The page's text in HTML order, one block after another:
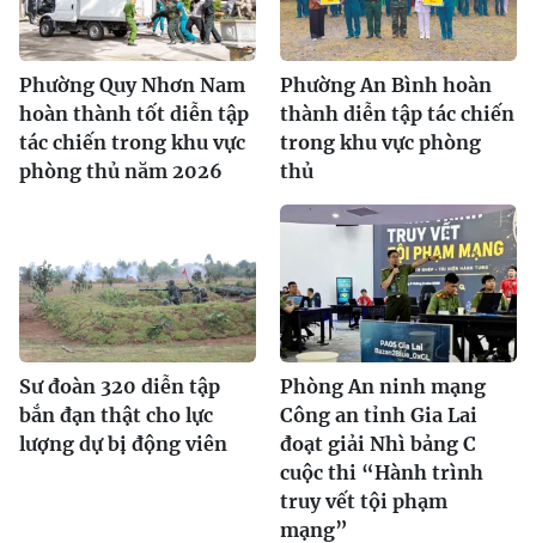
Phường Quy Nhơn Nam
hoàn thành tốt diễn tập
tác chiến trong khu vực
phòng thủ năm 2026
Phường An Bình hoàn
thành diễn tập tác chiến
trong khu vực phòng
thủ
Sư đoàn 320 diễn tập
bắn đạn thật cho lực
lượng dự bị động viên
Phòng An ninh mạng
Công an tỉnh Gia Lai
đoạt giải Nhì bảng C
cuộc thi “Hành trình
truy vết tội phạm
mạng”